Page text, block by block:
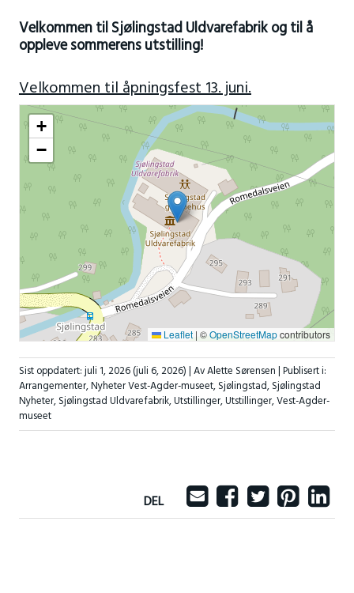
Velkommen til Sjølingstad Uldvarefabrik og til å
oppleve sommerens utstilling!
Velkommen til åpningsfest 13. juni.
+
−
Leaflet | ©OpenStreetMapcontributors
Sist oppdatert:juli 1, 2026(juli 6, 2026)| Av Alette Sørensen |Publisert i:
Arrangementer,Nyheter Vest-Agder-museet,Sjølingstad,Sjølingstad
Nyheter,Sjølingstad Uldvarefabrik,Utstillinger,Utstillinger,Vest-Agder-
museet
DEL